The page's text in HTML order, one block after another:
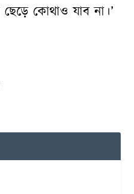
কোথাও যাব না।’